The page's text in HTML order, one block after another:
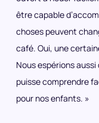
être capable
choses peuvent
café. Oui, une
Nous espérions
puisse comprendre
pour nos enfants. »